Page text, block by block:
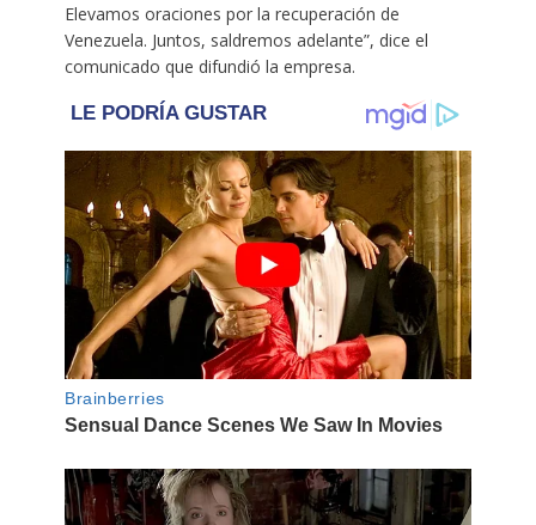
Elevamos oraciones por la recuperación de
Venezuela. Juntos, saldremos adelante”, dice el
comunicado que difundió la empresa.